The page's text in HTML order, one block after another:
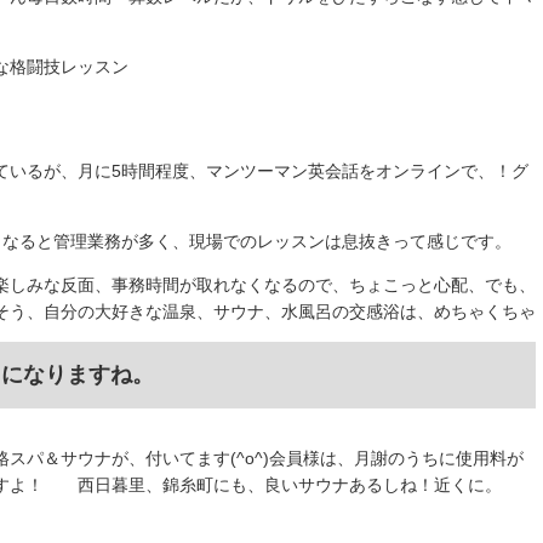
闘技レッスン
るが、月に5時間程度、マンツーマン英会話をオンラインで、！グ
ると管理業務が多く、現場でのレッスンは息抜きって感じです。
みな反面、事務時間が取れなくなるので、ちょこっと心配、でも、
自分の大好きな温泉、サウナ、水風呂の交感浴は、めちゃくちゃ
なりますね。
パ＆サウナが、付いてます(^o^)会員様は、月謝のうちに使用料が
よ！ 西日暮里、錦糸町にも、良いサウナあるしね！近くに。